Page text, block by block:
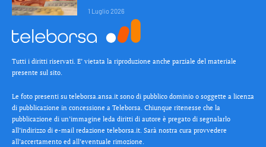
1 Luglio 2026
Tutti i diritti riservati. E’ vietata la riproduzione anche parziale del materiale
presente sul sito.
Le foto presenti su teleborsa.ansa.it sono di pubblico dominio o soggette a licenza
di pubblicazione in concessione a Teleborsa. Chiunque ritenesse che la
pubblicazione di un’immagine leda diritti di autore è pregato di segnalarlo
all’indirizzo di e-mail redazione teleborsa.it. Sarà nostra cura provvedere
all’accertamento ed all’eventuale rimozione.